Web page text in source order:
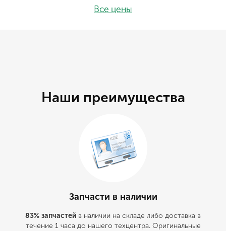
Все цены
Наши преимущества
Запчасти в наличии
83% запчастей в наличии на складе либо доставка в
течение 1 часа до нашего техцентра. Оригинальные